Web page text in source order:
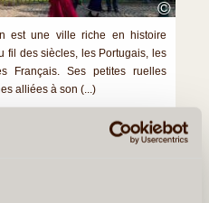
©
est une ville riche en histoire
fil des siècles, les Portugais, les
Français. Ses petites ruelles
alliées à son (...)